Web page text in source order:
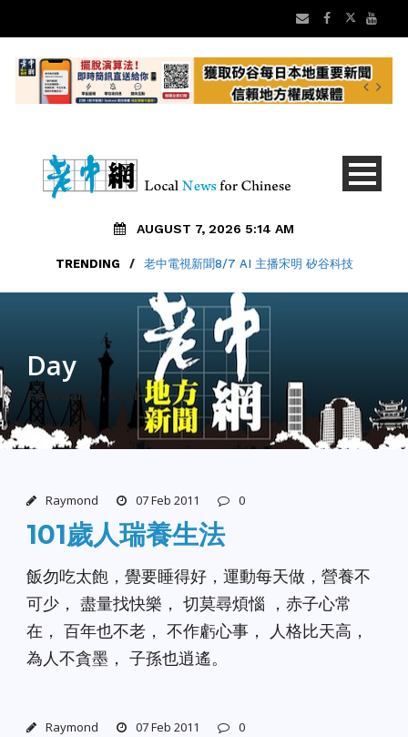
AUGUST 7, 2026 5:14 AM
TRENDING / 老中電視新聞8/7 AI 主播宋明 矽谷科技
Day
February 7, 2011
Raymond 07 Feb 2011 0
101歲人瑞養生法
飯勿吃太飽，覺要睡得好，運動每天做，營養不
可少， 盡量找快樂， 切莫尋煩惱 ，赤子心常
在， 百年也不老， 不作虧心事， 人格比天高，
為人不貪墨， 子孫也逍遙。
Raymond 07 Feb 2011 0